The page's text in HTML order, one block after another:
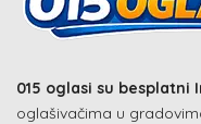
015 oglasi su besplatni
oglašivačima u